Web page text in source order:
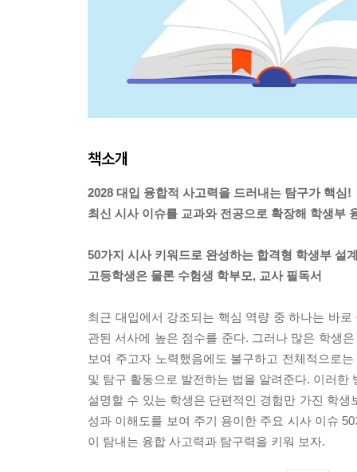
책소개
2028 대입 융합적 사고력을 드러내는 탐구가 핵심!
최신 시사 이슈를 교과와 전공으로 확장해 학생부
50가지 시사 키워드로 완성하는 합격형 학생부 설
고등학생은 물론 수험생 학부모, 교사 필독서
최근 대입에서 강조되는 핵심 역량 중 하나는 바
관된 서사에 높은 점수를 준다. 그러나 많은 학생
보여 주고자 노력했음에도 불구하고 전체적으로
및 탐구 활동으로 발전하는 법을 알려준다. 이러
설명할 수 있는 학생은 단편적인 경험만 가진 학
성과 이해도를 보여 주기 용이한 주요 시사 이슈
이 탐내는 융합 사고력과 탐구력을 키워 보자.